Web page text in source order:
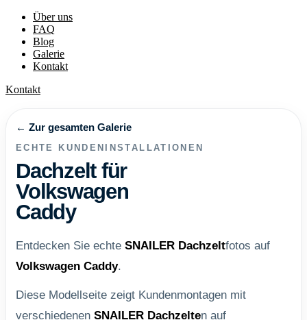
Über uns
FAQ
Blog
Galerie
Kontakt
Kontakt
← Zur gesamten Galerie
ECHTE KUNDENINSTALLATIONEN
Dachzelt für
Volkswagen
Caddy
Entdecken Sie echte SNAILER Dachzeltfotos auf
Volkswagen Caddy.
Diese Modellseite zeigt Kundenmontagen mit
verschiedenen SNAILER Dachzelten auf